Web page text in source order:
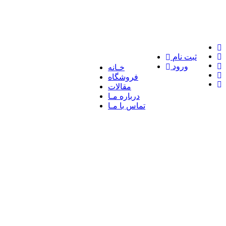
ثبت نام
ورود
خـانه
فروشگاه
مقالات
درباره مـا
تماس با مـا